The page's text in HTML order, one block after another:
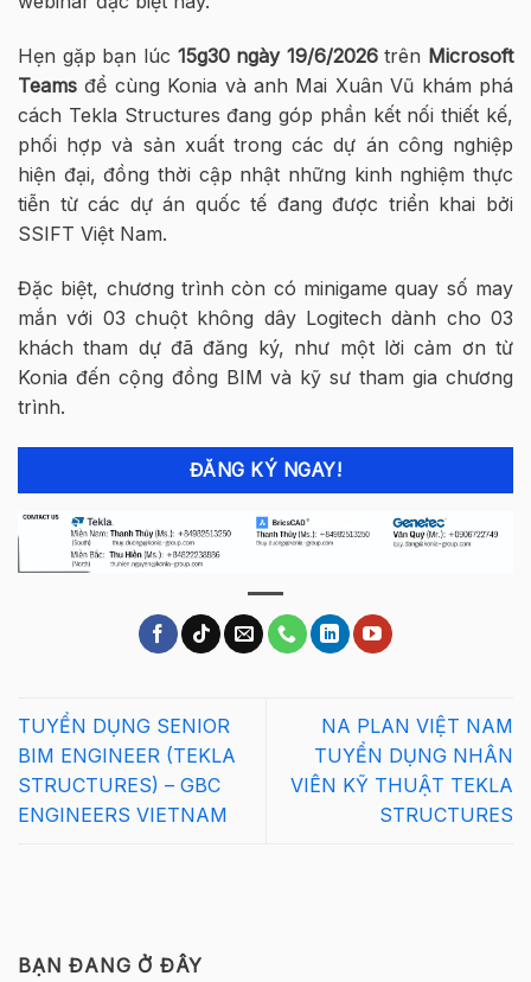
Hẹn gặp bạn lúc 15g30 ngày 19/6/2026trên Microsoft
Teams để cùng Konia và anh Mai Xuân Vũ khám phá
cách Tekla Structures đang góp phần kết nối thiết kế,
phối hợp và sản xuất trong các dự án công nghiệp
hiện đại, đồng thời cập nhật những kinh nghiệm thực
tiễn từ các dự án quốc tế đang được triển khai bởi
SSIFT Việt Nam.
Đặc biệt, chương trình còn có minigame quay số may
mắn với 03 chuột không dây Logitech dành cho 03
khách tham dự đã đăng ký, như một lời cảm ơn từ
Konia đến cộng đồng BIM và kỹ sư tham gia chương
trình.
ĐĂNG KÝ NGAY!
TUYỂN DỤNG SENIOR
BIM ENGINEER (TEKLA
STRUCTURES) – GBC
ENGINEERS VIETNAM
NA PLAN VIỆT NAM
TUYỂN DỤNG NHÂN
VIÊN KỸ THUẬT TEKLA
STRUCTURES
BẠN ĐANG Ở ĐÂY